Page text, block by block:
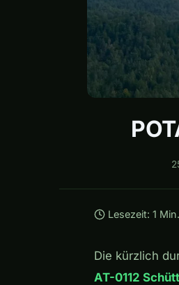
Lesezeit: 1 Min.
Die kürzlich
AT-0112